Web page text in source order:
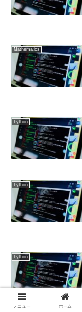
Mathematics
Python
Python
Python
メニュー ホーム